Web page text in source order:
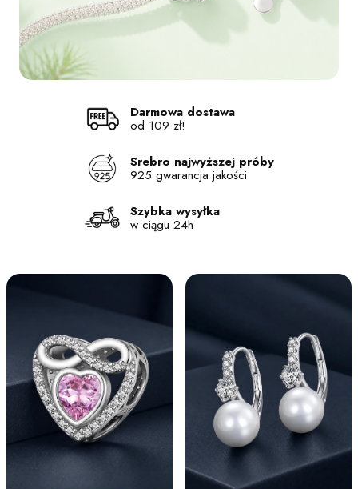
Darmowa dostawa
od 109 zł!
Srebro najwyższej próby
925 gwarancja jakości
Szybka wysyłka
w ciągu 24h